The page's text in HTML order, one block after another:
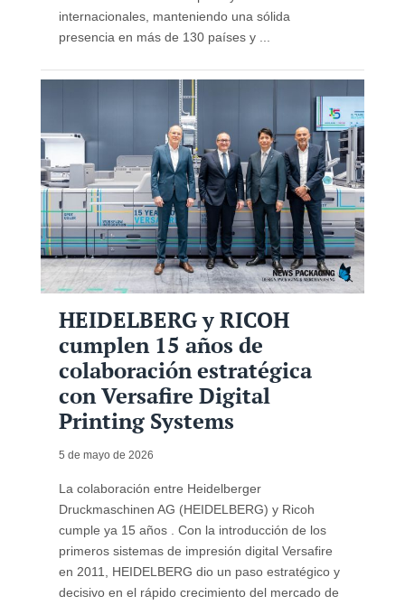
internacionales, manteniendo una sólida
presencia en más de 130 países y ...
HEIDELBERG y RICOH
cumplen 15 años de
colaboración estratégica
con Versafire Digital
Printing Systems
5 de mayo de 2026
La colaboración entre Heidelberger
Druckmaschinen AG (HEIDELBERG) y Ricoh
cumple ya 15 años . Con la introducción de los
primeros sistemas de impresión digital Versafire
en 2011, HEIDELBERG dio un paso estratégico y
decisivo en el rápido crecimiento del mercado de